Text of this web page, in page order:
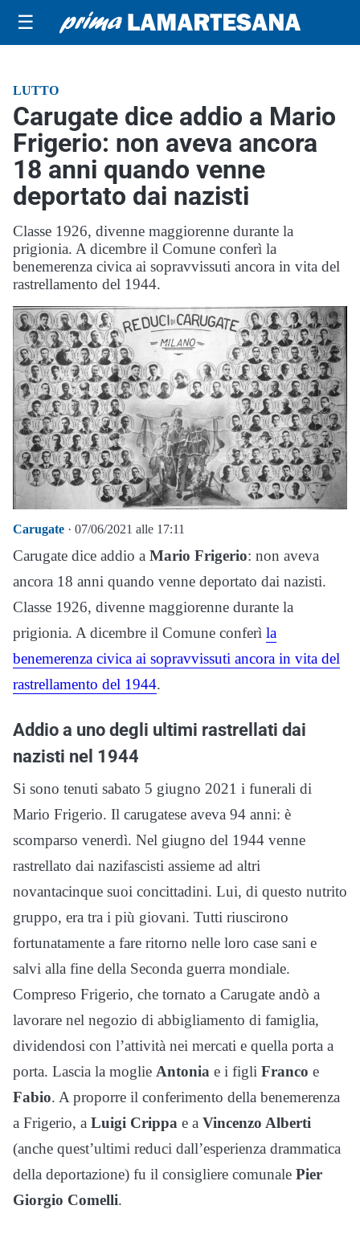
☰
LUTTO
Carugate dice addio a Mario
Frigerio: non aveva ancora
18 anni quando venne
deportato dai nazisti
Classe 1926, divenne maggiorenne durante la
prigionia. A dicembre il Comune conferì la
benemerenza civica ai sopravvissuti ancora in vita del
rastrellamento del 1944.
Carugate · 07/06/2021 alle 17:11
Carugate dice addio a Mario Frigerio: non aveva
ancora 18 anni quando venne deportato dai nazisti.
Classe 1926, divenne maggiorenne durante la
prigionia. A dicembre il Comune conferì la
benemerenza civica ai sopravvissuti ancora in vita del
rastrellamento del 1944.
Addio a uno degli ultimi rastrellati dai
nazisti nel 1944
Si sono tenuti sabato 5 giugno 2021 i funerali di
Mario Frigerio. Il carugatese aveva 94 anni: è
scomparso venerdì. Nel giugno del 1944 venne
rastrellato dai nazifascisti assieme ad altri
novantacinque suoi concittadini. Lui, di questo nutrito
gruppo, era tra i più giovani. Tutti riuscirono
fortunatamente a fare ritorno nelle loro case sani e
salvi alla fine della Seconda guerra mondiale.
Compreso Frigerio, che tornato a Carugate andò a
lavorare nel negozio di abbigliamento di famiglia,
dividendosi con l’attività nei mercati e quella porta a
porta. Lascia la moglie Antonia e i figli Franco e
Fabio. A proporre il conferimento della benemerenza
a Frigerio, a Luigi Crippa e a Vincenzo Alberti
(anche quest’ultimi reduci dall’esperienza drammatica
della deportazione) fu il consigliere comunale Pier
Giorgio Comelli.